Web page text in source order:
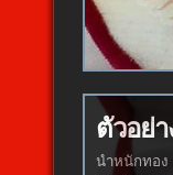
ตัวอย่
นำหนักทอง